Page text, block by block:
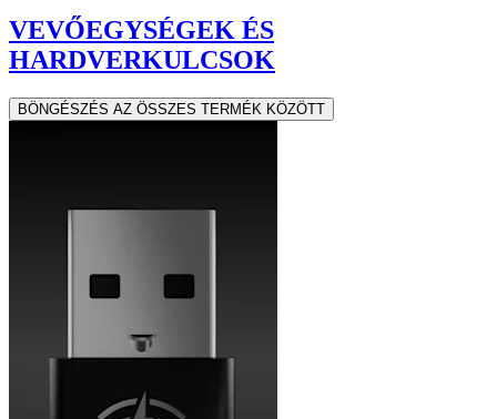
VEVŐEGYSÉGEK ÉS
HARDVERKULCSOK
BÖNGÉSZÉS AZ ÖSSZES TERMÉK KÖZÖTT